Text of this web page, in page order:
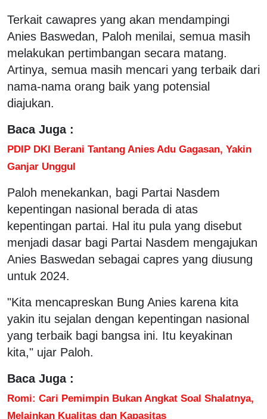
Terkait cawapres yang akan mendampingi
Anies Baswedan, Paloh menilai, semua masih
melakukan pertimbangan secara matang.
Artinya, semua masih mencari yang terbaik dari
nama-nama orang baik yang potensial
diajukan.
Baca Juga :
PDIP DKI Berani Tantang Anies Adu Gagasan, Yakin
Ganjar Unggul
Paloh menekankan, bagi Partai Nasdem
kepentingan nasional berada di atas
kepentingan partai. Hal itu pula yang disebut
menjadi dasar bagi Partai Nasdem mengajukan
Anies Baswedan sebagai capres yang diusung
untuk 2024.
"Kita mencapreskan Bung Anies karena kita
yakin itu sejalan dengan kepentingan nasional
yang terbaik bagi bangsa ini. Itu keyakinan
kita," ujar Paloh.
Baca Juga :
Romi: Cari Pemimpin Bukan Angkat Soal Shalatnya,
Melainkan Kualitas dan Kapasitas